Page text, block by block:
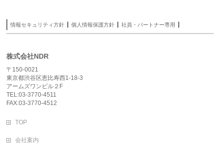
情報セキュリティ方針 個人情報保護方針 社員・パートナー専用
株式会社NDR
〒150-0021
東京都渋谷区恵比寿西1-18-3
アームズワンビル２F
TEL:03-3770-4511
FAX:03-3770-4512
TOP
会社案内